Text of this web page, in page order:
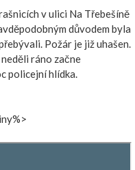
v ulici Na Třebešíně
důvodem byla
Požár je již uhašen.
ráno začne
policejní hlídka.